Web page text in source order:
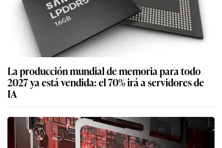
La producción mundial de memoria para todo
2027 ya está vendida: el 70% irá a servidores de
IA